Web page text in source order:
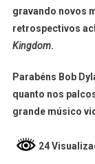
gravando novos
retrospectivos
Kingdom.
Parabéns Bob
quanto nos
grande músico
24